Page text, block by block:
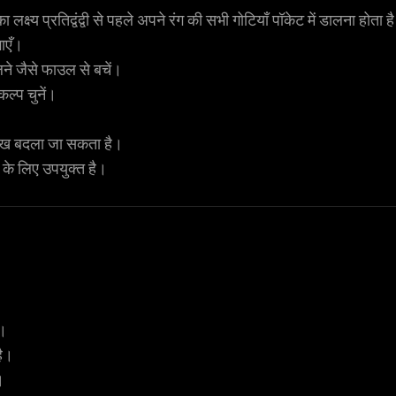
प्रतिद्वंद्वी से पहले अपने रंग की सभी गोटियाँ पॉकेट में डालना होता
जैसे फाउल से बचें।
चुनें।
बदला जा सकता है।
के लिए उपयुक्त है।